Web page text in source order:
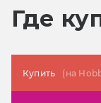
Где
Купить (на